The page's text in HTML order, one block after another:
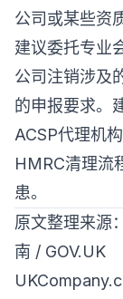
公司或某些资
建议委托专业
公司注销涉及
的申报要求。
ACSP代理机
HMRC清理流
患。
原文整理来源
南 / GOV.UK